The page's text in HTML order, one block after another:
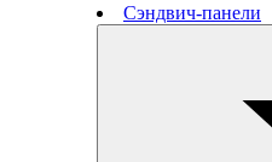
Сэндвич-панели